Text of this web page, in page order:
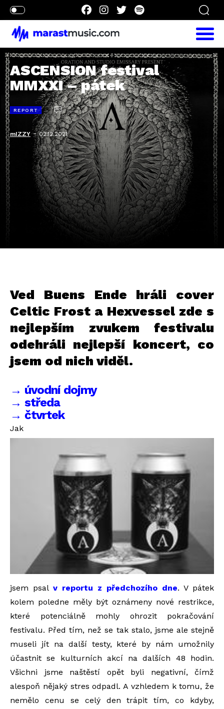
ASCENSION festival
MMXXI – pátek
REPORT
mIZZY-02.12.2021
Ved Buens Ende hráli cover
Celtic Frost a Hexvessel zde s
nejlepším zvukem festivalu
odehráli nejlepší koncert, co
jsem od nich viděl.
→ úvodní dojmy
→ středa
→ čtvrtek
Jak
jsem psal v reportu z předchozího dne. V pátek
kolem poledne měly být oznámeny nové restrikce,
které potenciálně mohly ohrozit pokračování
festivalu. Před tím, než se tak stalo, jsme ale stejně
museli jít na další testy, které by nám umožnily
účastnit se kulturních akcí na dalších 48 hodin.
Všichni jsme naštěstí opět byli negativní, čímž
alespoň nějaký stres odpadl. A vzhledem k tomu, že
nemělo cenu se celý den trápit tím, co kdyby,